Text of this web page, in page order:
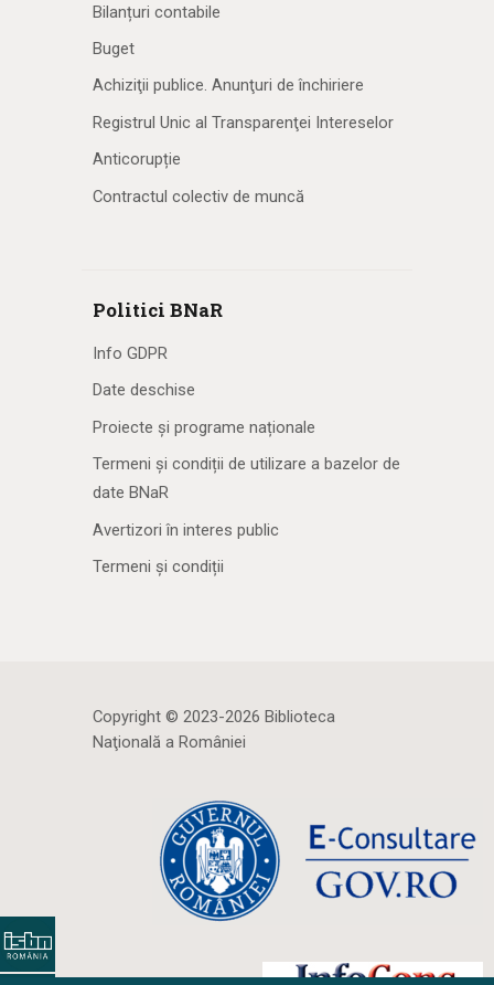
Bilanțuri contabile
Buget
Achiziţii publice. Anunţuri de închiriere
Registrul Unic al Transparenţei Intereselor
Anticorupție
Contractul colectiv de muncă
Politici BNaR
Info GDPR
Date deschise
Proiecte și programe naționale
Termeni și condiții de utilizare a bazelor de
date BNaR
Avertizori în interes public
Termeni și condiții
Copyright © 2023-2026 Biblioteca
Naţională a României